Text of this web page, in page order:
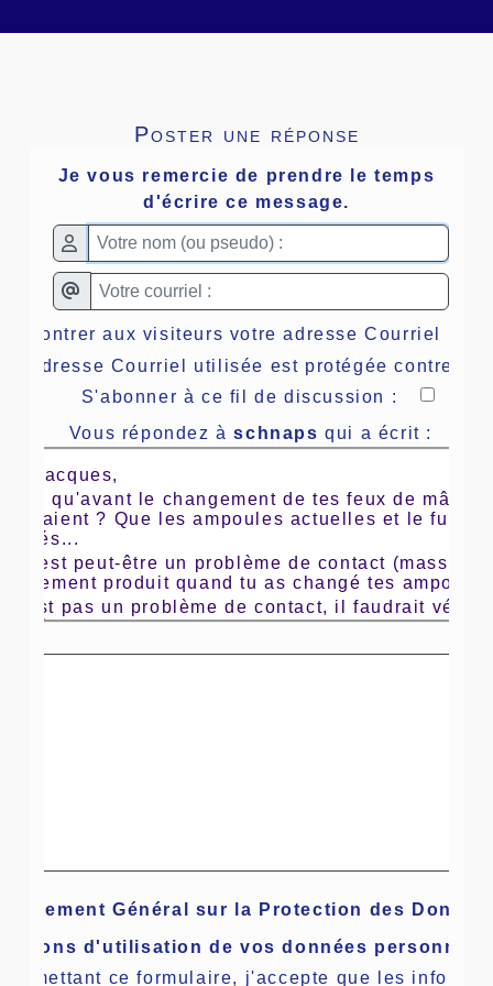
Poster une réponse
Je vous remercie de prendre le temps
d'écrire ce message.
Montrer aux visiteurs votre adresse Courriel :
: l'adresse Courriel utilisée est protégée contre le
S'abonner à ce fil de discussion :
Vous répondez àschnaps qui a écrit :
Jacques,
qu'avant le changement de tes feux de mât,
? Que les ampoules actuelles et le
c'est peut-être un problème de contact (masse ?)
justement produit quand tu as changé tes ampoules
n'est pas un problème de contact, il faudrait
des fils d'alimentation.
tu en dire plus sur ce que tu as changé...
Règlement Général sur la Protection des
d'utilisation de vos données
ce formulaire, j'accepte que les